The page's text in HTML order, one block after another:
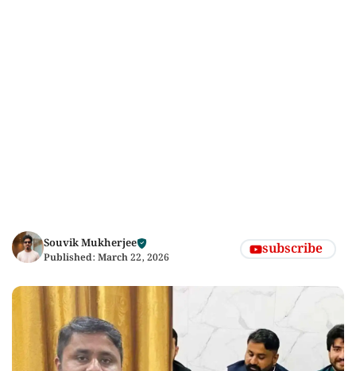
Souvik Mukherjee
Published: March 22, 2026 subscribe